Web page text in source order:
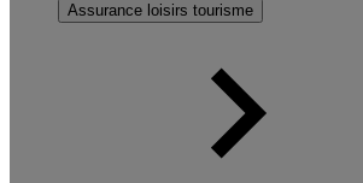
Assurance loisirs tourisme